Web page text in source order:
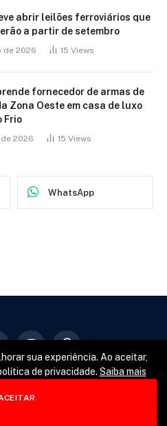
abrir leilões ferroviários que
a partir de setembro
de 2026 15 Views
fornecedor de armas de
Zona Oeste em casa de luxo
Frio
2026 15 Views
WhatsApp
sua experiência. Ao aceitar,
de privacidade. Saiba mais